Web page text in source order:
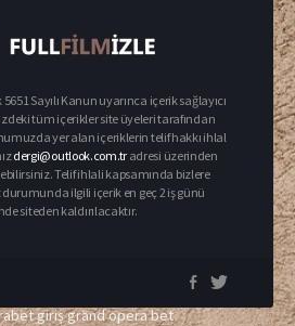
Sayılı Kanun uyarınca içerik sağlayıcı
tüm içerikler site üyeleri tarafından
yer alan içeriklerin telif hakkı ihlal
dergi@outlook.com.tr adresi üzerinden
Telif ihlali kapsamında bizlere
ilgili içerik en geç 2 iş günü
siteden kaldırılacaktır.
girişgrand opera bet